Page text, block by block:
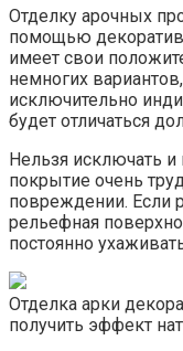
Отделку арочных
помощью
имеет свои
немногих
исключительно
будет отличаться
Нельзя исключать и
покрытие очень
повреждении. Если
рельефная
постоянно
Отделка арки
получить эффект